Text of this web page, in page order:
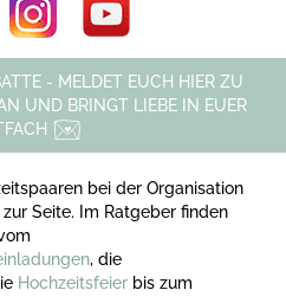
- MELDET EUCH HIER ZU
UND BRINGT LIEBE IN EUER
bei der Organisation
Seite. Im Ratgeber finden
, die
Hochzeitsfeier bis zum